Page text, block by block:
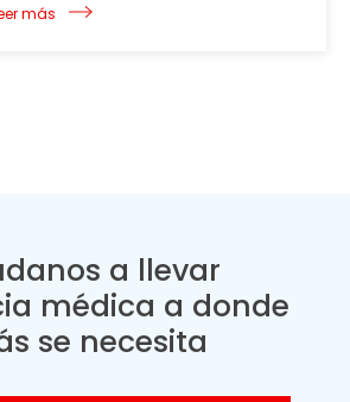
más
a llevar
médica a donde
se necesita